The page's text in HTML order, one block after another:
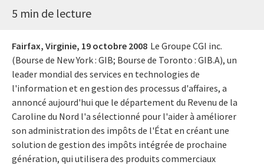
5 min de lecture
Fairfax, Virginie, 19 octobre 2008 Le Groupe CGI inc.
(Bourse de New York : GIB; Bourse de Toronto : GIB.A), un
leader mondial des services en technologies de
l'information et en gestion des processus d'affaires, a
annoncé aujourd'hui que le département du Revenu de la
Caroline du Nord l'a sélectionné pour l'aider à améliorer
son administration des impôts de l'État en créant une
solution de gestion des impôts intégrée de prochaine
génération, qui utilisera des produits commerciaux